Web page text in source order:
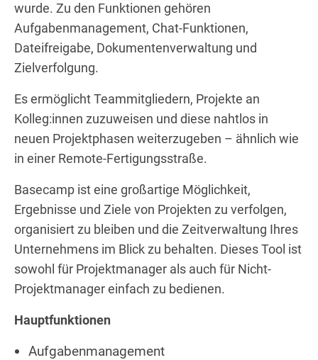
wurde. Zu den Funktionen gehören
Aufgabenmanagement, Chat-Funktionen,
Dateifreigabe, Dokumentenverwaltung und
Zielverfolgung.
Es ermöglicht Teammitgliedern, Projekte an
Kolleg:innen zuzuweisen und diese nahtlos in
neuen Projektphasen weiterzugeben – ähnlich wie
in einer Remote-Fertigungsstraße.
Basecamp ist eine großartige Möglichkeit,
Ergebnisse und Ziele von Projekten zu verfolgen,
organisiert zu bleiben und die Zeitverwaltung Ihres
Unternehmens im Blick zu behalten. Dieses Tool ist
sowohl für Projektmanager als auch für Nicht-
Projektmanager einfach zu bedienen.
Hauptfunktionen
Aufgabenmanagement